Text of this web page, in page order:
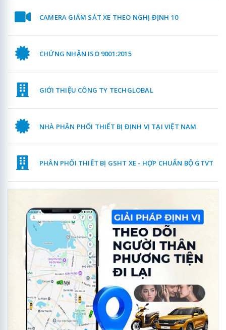
CAMERA GIÁM SÁT XE THEO NGHỊ ĐỊNH 10
CHỨNG NHẬN ISO 9001:2015
GIỚI THIỆU CÔNG TY TECHGLOBAL
NHÀ PHÂN PHỐI THIẾT BỊ ĐỊNH VỊ TẠI VIỆT NAM
PHÂN PHỐI THIẾT BỊ GSHT XE - HỢP CHUẨN BỘ GTVT